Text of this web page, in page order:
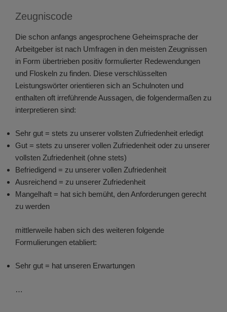
Zeugniscode
Die schon anfangs angesprochene Geheimsprache der
Arbeitgeber ist nach Umfragen in den meisten Zeugnissen
in Form übertrieben positiv formulierter Redewendungen
und Floskeln zu finden. Diese verschlüsselten
Leistungswörter orientieren sich an Schulnoten und
enthalten oft irreführende Aussagen, die folgendermaßen zu
interpretieren sind:
Sehr gut = stets zu unserer vollsten Zufriedenheit erledigt
Gut = stets zu unserer vollen Zufriedenheit oder zu unserer
vollsten Zufriedenheit (ohne stets)
Befriedigend = zu unserer vollen Zufriedenheit
Ausreichend = zu unserer Zufriedenheit
Mangelhaft = hat sich bemüht, den Anforderungen gerecht
zu werden
mittlerweile haben sich des weiteren folgende
Formulierungen etabliert:
Sehr gut = hat unseren Erwartungen
…